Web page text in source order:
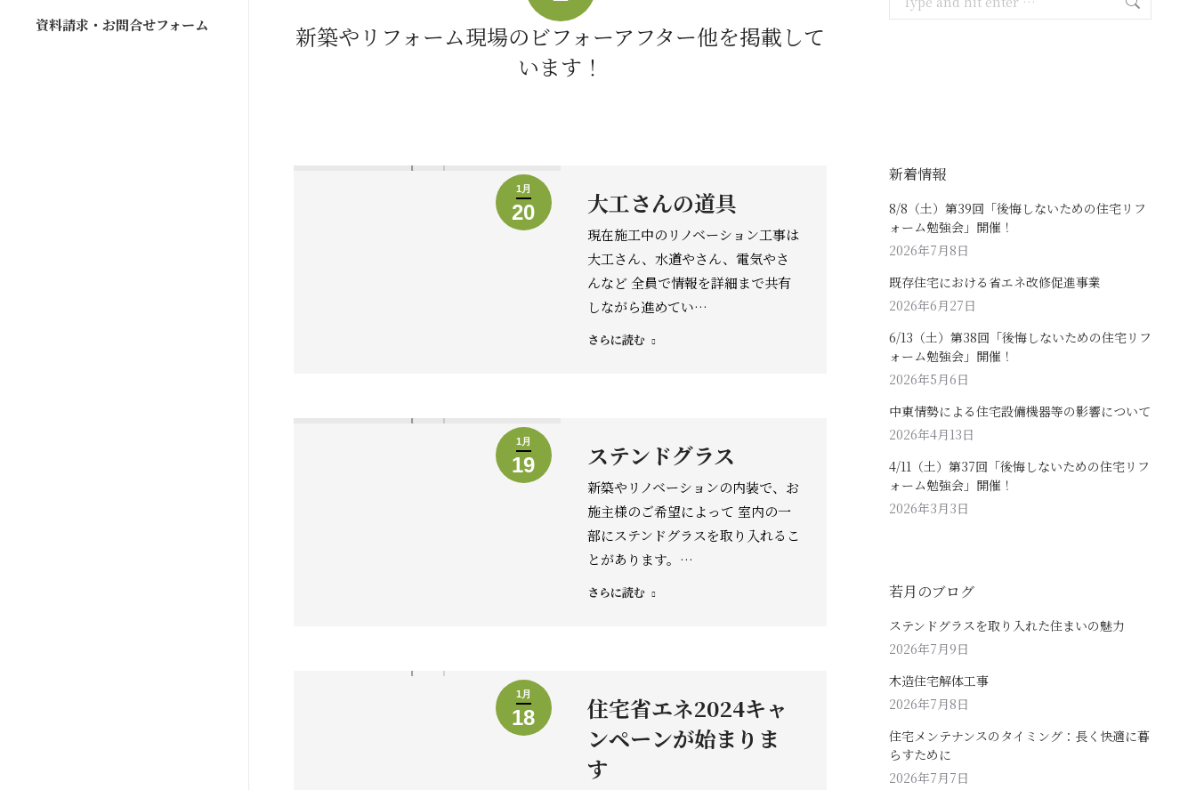
資料請求・お問合せフォーム
新築やリフォーム現場のビフォーアフター他を掲載して
います！
1月
20 大工さんの道具
現在施工中のリノベーション工事は
大工さん、水道やさん、電気やさ
んなど 全員で情報を詳細まで共有
しながら進めてい…
さらに読む
1月
19 ステンドグラス
新築やリノベーションの内装で、お
施主様のご希望によって 室内の一
部にステンドグラスを取り入れるこ
とがあります。…
さらに読む
1月
18
住宅省エネ2024キャ
ンペーンが始まりま
す
新着情報
8/8（土）第39回「後悔しないための住宅リフ
ォーム勉強会」開催！
2026年7月8日
既存住宅における省エネ改修促進事業
2026年6月27日
6/13（土）第38回「後悔しないための住宅リフ
ォーム勉強会」開催！
2026年5月6日
中東情勢による住宅設備機器等の影響について
2026年4月13日
4/11（土）第37回「後悔しないための住宅リフ
ォーム勉強会」開催！
2026年3月3日
若月のブログ
ステンドグラスを取り入れた住まいの魅力
2026年7月9日
木造住宅解体工事
2026年7月8日
住宅メンテナンスのタイミング：長く快適に暮
らすために
2026年7月7日